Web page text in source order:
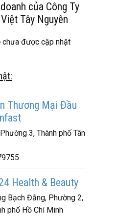
của Công Ty
Tây Nguyên
chưa được cập nhật
Thương Mại Đầu
3, Thành phố Tân
Health & Beauty
Bạch Đằng, Phường 2,
phố Hồ Chí Minh